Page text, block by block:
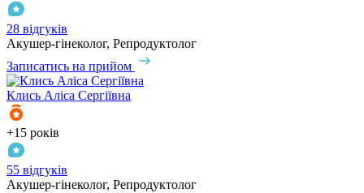
28 відгуків
Акушер-гінеколог, Репродуктолог
Записатись на прийом
Клись Аліса Сергіївна
+15 років
55 відгуків
Акушер-гінеколог, Репродуктолог